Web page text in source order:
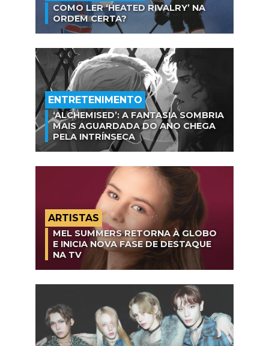
COMO LER ‘HEATED RIVALRY’ NA
ORDEM CERTA?
ENTRETENIMENTO
‘ALCHEMISED’: A FANTASIA SOMBRIA
MAIS AGUARDADA DO ANO CHEGA
PELA INTRÍNSECA
ARTISTAS
MEL SUMMERS RETORNA À GLOBO
E INICIA NOVA FASE DE DESTAQUE
NA TV